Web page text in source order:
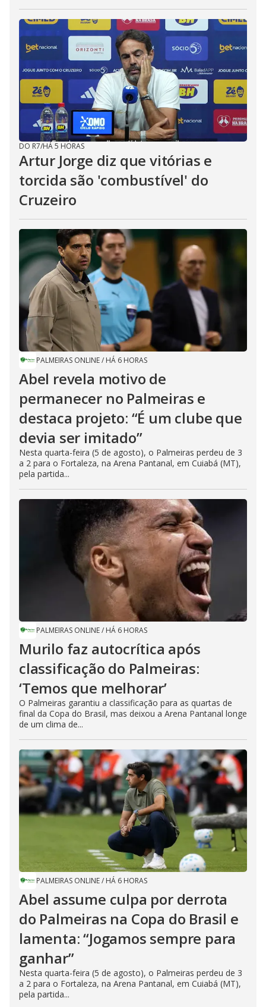
DO R7/HÁ 5 HORAS
Artur Jorge diz que vitórias e
torcida são 'combustível' do
Cruzeiro
PALMEIRAS ONLINE/ HÁ 6 HORAS
Abel revela motivo de
permanecer no Palmeiras e
destaca projeto: “É um clube que
devia ser imitado”
Nesta quarta-feira (5 de agosto), o Palmeiras perdeu de 3
a 2 para o Fortaleza, na Arena Pantanal, em Cuiabá (MT),
pela partida...
PALMEIRAS ONLINE/ HÁ 6 HORAS
Murilo faz autocrítica após
classificação do Palmeiras:
‘Temos que melhorar’
O Palmeiras garantiu a classificação para as quartas de
final da Copa do Brasil, mas deixou a Arena Pantanal longe
de um clima de...
PALMEIRAS ONLINE/ HÁ 6 HORAS
Abel assume culpa por derrota
do Palmeiras na Copa do Brasil e
lamenta: “Jogamos sempre para
ganhar”
Nesta quarta-feira (5 de agosto), o Palmeiras perdeu de 3
a 2 para o Fortaleza, na Arena Pantanal, em Cuiabá (MT),
pela partida...